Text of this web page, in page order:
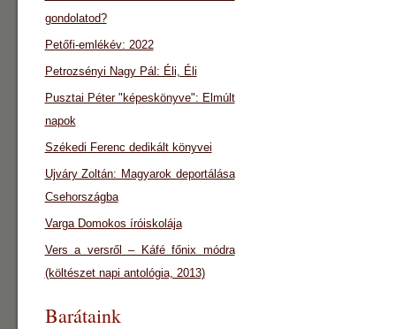
gondolatod?
Petőfi-emlékév: 2022
Petrozsényi Nagy Pál: Éli, Éli
Pusztai Péter "képeskönyve": Elmúlt
napok
Székedi Ferenc dedikált könyvei
Ujváry Zoltán: Magyarok deportálása
Csehországba
Varga Domokos íróiskolája
Vers a versről – Káfé főnix módra
(költészet napi antológia, 2013)
Barátaink